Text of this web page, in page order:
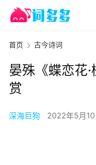
首页 古今诗词
晏殊《蝶恋花
赏
深海巨狗 2022年5月